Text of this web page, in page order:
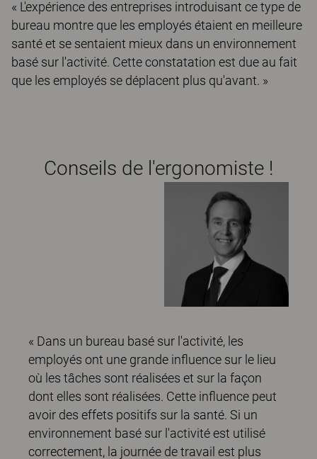
« L'expérience des entreprises introduisant ce type de
bureau montre que les employés étaient en meilleure
santé et se sentaient mieux dans un environnement
basé sur l'activité. Cette constatation est due au fait
que les employés se déplacent plus qu'avant. »
Conseils de l'ergonomiste !
« Dans un bureau basé sur l'activité, les
employés ont une grande influence sur le lieu
où les tâches sont réalisées et sur la façon
dont elles sont réalisées. Cette influence peut
avoir des effets positifs sur la santé. Si un
environnement basé sur l'activité est utilisé
correctement, la journée de travail est plus